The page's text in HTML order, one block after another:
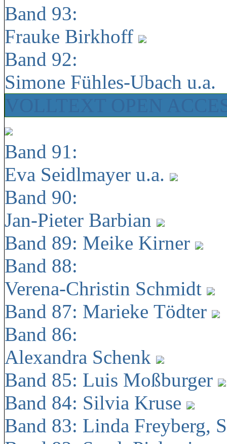
Band 93:
Frauke Birkhoff
Band 92:
Simone Fühles-Ubach u.a.
Band 91:
Eva Seidlmayer u.a.
Band 90:
Jan-Pieter Barbian
Band 89: Meike Kirner
Band 88:
Verena-Christin Schmidt
Band 87: Marieke Tödter
Band 86:
Alexandra Schenk
Band 85: Luis Moßburger
Band 84: Silvia Kruse
Band 83: Linda Freyberg,